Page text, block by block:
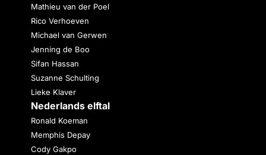
Mathieu van der Poel
Rico Verhoeven
Michael van Gerwen
Jenning de Boo
Sifan Hassan
Suzanne Schulting
Lieke Klaver
Nederlands elftal
Ronald Koeman
Memphis Depay
Cody Gakpo